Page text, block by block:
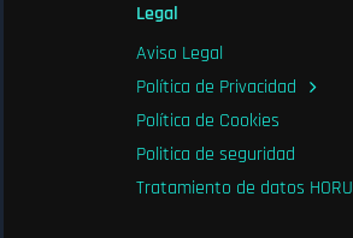
Legal
Aviso Legal
Política de Privacidad
Política de Cookies
Politica de seguridad
Tratamiento de datos